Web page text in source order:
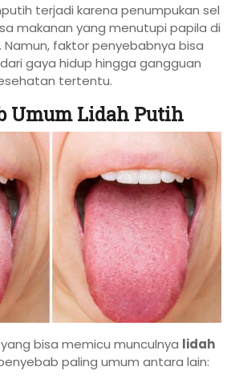
terjadi karena penumpukan sel
makanan yang menutupi papila di
Namun, faktor penyebabnya bisa
gaya hidup hingga gangguan
tertentu.
Umum Lidah Putih
bisa memicu munculnya lidah
paling umum antara lain: